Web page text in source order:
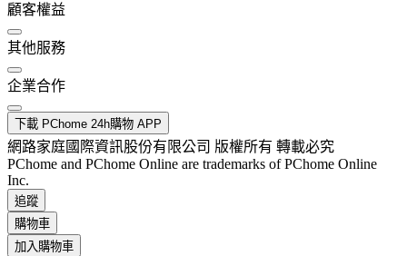
顧客權益
其他服務
企業合作
下載 PChome 24h購物 APP
網路家庭國際資訊股份有限公司 版權所有 轉載必究
PChome and PChome Online are trademarks of PChome Online
Inc.
追蹤
購物車
加入購物車